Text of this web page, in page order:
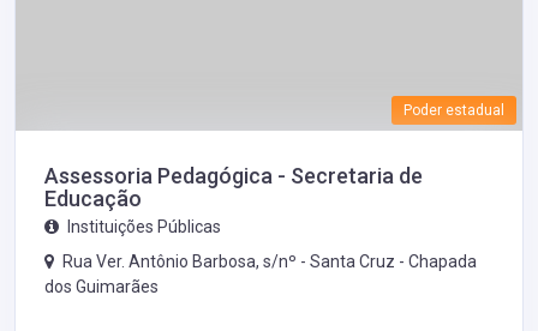
Poder estadual
Assessoria Pedagógica - Secretaria de
Educação
Instituições Públicas
Rua Ver. Antônio Barbosa, s/nº - Santa Cruz - Chapada
dos Guimarães